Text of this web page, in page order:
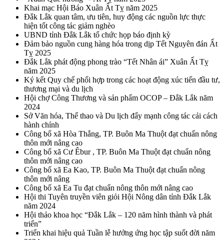
Khai mạc Hội Báo Xuân Ất Tỵ năm 2025
Đắk Lắk quan tâm, ưu tiên, huy động các nguồn lực thực
hiện tốt công tác giảm nghèo
UBND tỉnh Đắk Lắk tổ chức họp báo định kỳ
Đảm bảo nguồn cung hàng hóa trong dịp Tết Nguyên đán Ất
Tỵ 2025
Đắk Lắk phát động phong trào “Tết Nhân ái” Xuân Ất Tỵ
năm 2025
Ký kết Quy chế phối hợp trong các hoạt động xúc tiến đầu tư,
thương mại và du lịch
Hội chợ Công Thương và sản phẩm OCOP – Đắk Lắk năm
2024
Sở Văn hóa, Thể thao và Du lịch đẩy mạnh công tác cải cách
hành chính
Công bố xã Hòa Thắng, TP. Buôn Ma Thuột đạt chuẩn nông
thôn mới nâng cao
Công bố xã Cư Êbur , TP. Buôn Ma Thuột đạt chuẩn nông
thôn mới nâng cao
Công bố xã Ea Kao, TP. Buôn Ma Thuột đạt chuẩn nông
thôn mới nâng
Công bố xã Ea Tu đạt chuẩn nông thôn mới nâng cao
Hội thi Tuyên truyền viên giỏi Hội Nông dân tỉnh Đắk Lắk
năm 2024
Hội thảo khoa học “Đắk Lắk – 120 năm hình thành và phát
triển”
Triển khai hiệu quả Tuần lễ hưởng ứng học tập suốt đời năm